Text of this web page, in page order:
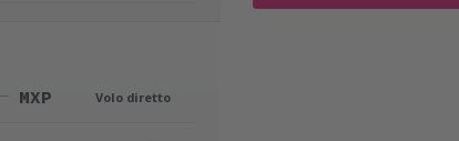
MXP Volo diretto